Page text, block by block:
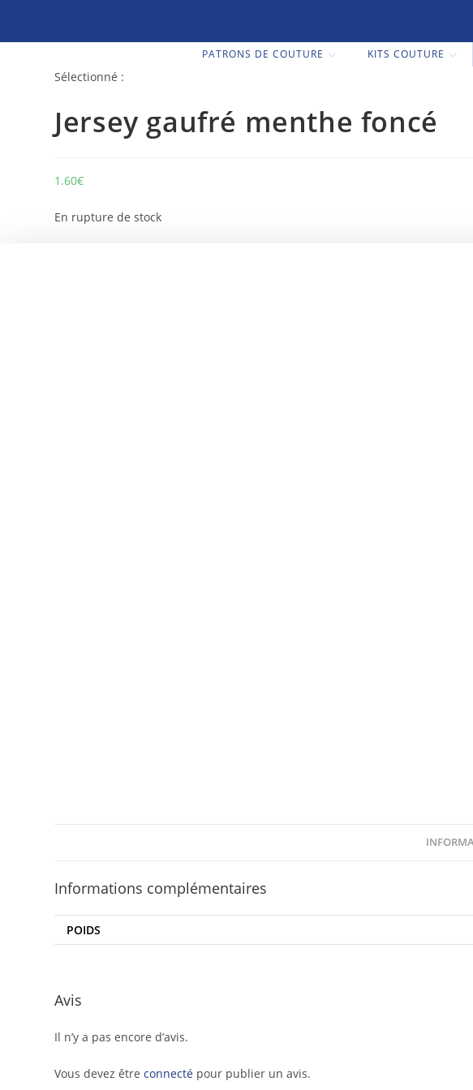
PATRONS DE COUTURE KITS COUTURE
Sélectionné :
Jersey gaufré menthe foncé
1.60€
En rupture de stock
Informations complémentaires
POIDS
Avis
Il n’y a pas encore d’avis.
Vous devez êtreconnecté pour publier un avis.